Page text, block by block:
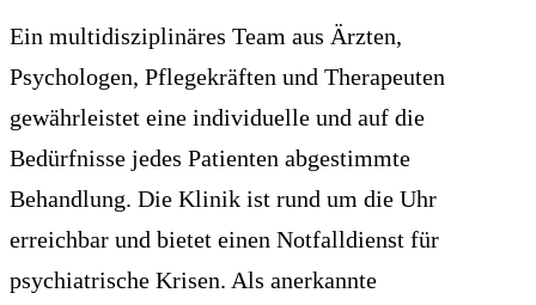
Ein multidisziplinäres Team aus Ärzten,
Psychologen, Pflegekräften und Therapeuten
gewährleistet eine individuelle und auf die
Bedürfnisse jedes Patienten abgestimmte
Behandlung. Die Klinik ist rund um die Uhr
erreichbar und bietet einen Notfalldienst für
psychiatrische Krisen. Als anerkannte